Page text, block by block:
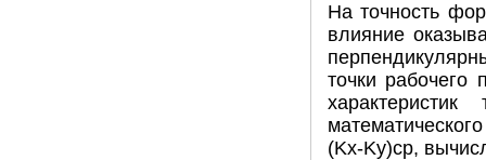
На точность
влияние
точки
(Kx-Ky)ср,